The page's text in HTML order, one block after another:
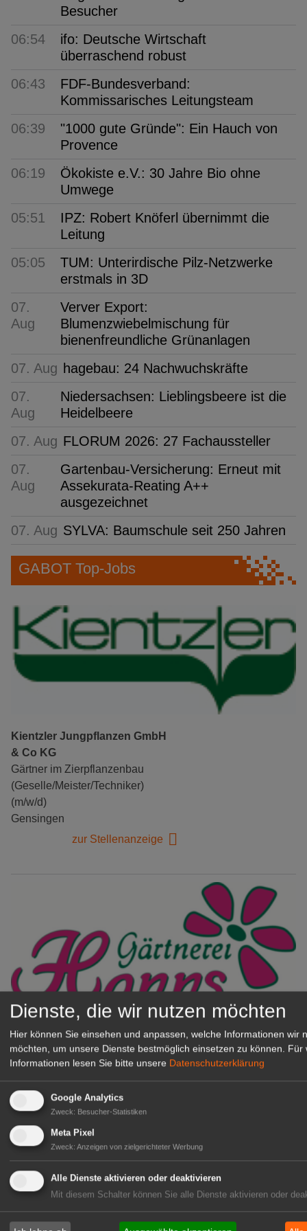
Besucher
06:54
ifo: Deutsche Wirtschaft
überraschend robust
06:43
FDF-Bundesverband:
Kommissarisches Leitungsteam
06:39
"1000 gute Gründe": Ein Hauch von
Provence
06:19
Ökokiste e.V.: 30 Jahre Bio ohne
Umwege
05:51
IPZ: Robert Knöferl übernimmt die
Leitung
05:05
TUM: Unterirdische Pilz-Netzwerke
erstmals in 3D
07.
Aug
Verver Export:
Blumenzwiebelmischung für
bienenfreundliche Grünanlagen
07. Aug hagebau: 24 Nachwuchskräfte
07.
Aug
Niedersachsen: Lieblingsbeere ist die
Heidelbeere
07. Aug FLORUM 2026: 27 Fachaussteller
07.
Aug
Gartenbau-Versicherung: Erneut mit
Assekurata-Reating A++
ausgezeichnet
07. Aug SYLVA: Baumschule seit 250 Jahren
GABOT Top-Jobs
Kientzler Jungpflanzen GmbH
& Co KG
Gärtner im Zierpflanzenbau
(Geselle/Meister/Techniker)
(m/w/d)
Gensingen
zur Stellenanzeige
Gärtnerei Hanns
Mitarbeiter (m/w/d) für unsere
Logistikhalle
Herongen
zur Stellenanzeige
GABOT Immobilienangebote
1A-Lage, ihre Chance in der
grünen Branche
Dienste, die wir nutzen möchten
Hier können Sie einsehen und anpassen, welche Informationen wir
möchten, um unsere Dienste bestmöglich einsetzen zu können. Für
Informationen lesen Sie bitte unsere Datenschutzerklärung
Google Analytics
Zweck: Besucher-Statistiken
Meta Pixel
Zweck: Anzeigen von zielgerichteter Werbung
Alle Dienste aktivieren oder deaktivieren
Mit diesem Schalter können Sie alle Dienste aktivieren oder